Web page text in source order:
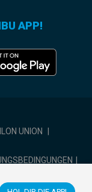
APP!
UNION